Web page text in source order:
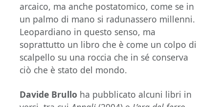
arcaico, ma anche postatomico, come se in
un palmo di mano si radunassero millenni.
Leopardiano in questo senso, ma
soprattutto un libro che è come un colpo di
scalpello su una roccia che in sé conserva
ciò che è stato del mondo.
Davide Brullo ha pubblicato alcuni libri in